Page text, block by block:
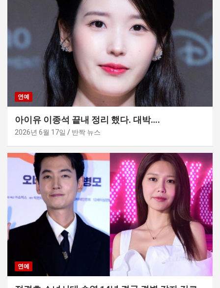
연예
아이유 이종석 끝내 정리 했다. 대박….
2026년 6월 17일 반짝 뉴스
연예